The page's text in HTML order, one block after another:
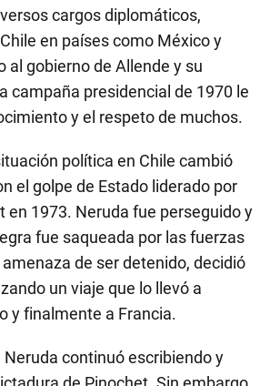
cargos diplomáticos,
en países como México y
al gobierno de Allende y su
campaña presidencial de 1970 le
y el respeto de muchos.
política en Chile cambió
el golpe de Estado liderado por
en 1973. Neruda fue perseguido y
fue saqueada por las fuerzas
de ser detenido, decidió
un viaje que lo llevó a
y finalmente a Francia.
Neruda continuó escribiendo y